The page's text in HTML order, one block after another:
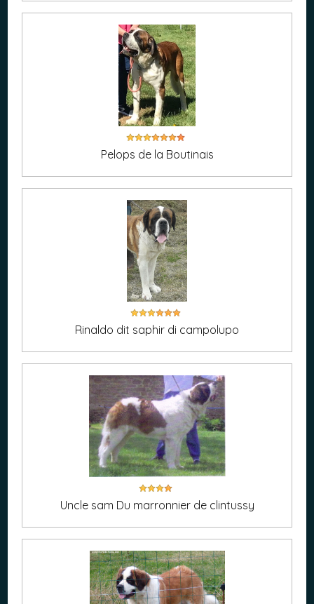
Pelops de la Boutinais
Rinaldo dit saphir di campolupo
Uncle sam Du marronnier de clintussy